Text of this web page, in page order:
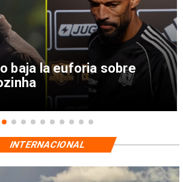
baja la euforia sobre
INTERNACIONAL